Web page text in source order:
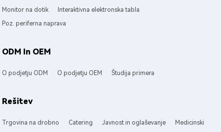
Monitor na dotik
Interaktivna elektronska tabla
Poz. periferna naprava
ODM In OEM
O podjetju ODM O podjetju OEM Študija primera
Rešitev
Trgovina na drobno Catering Javnost in oglaševanje
Medicinski